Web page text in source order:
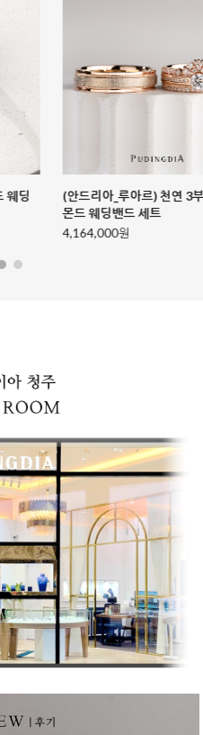
(아테네) 천연 1부 다이아몬드 웨딩
3,779,000원